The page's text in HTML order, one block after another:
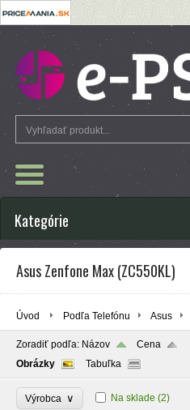
Kategórie
Asus Zenfone Max (ZC550KL)
Úvod Podľa Telefónu Asus
Zoradiť podľa: Názov
Cena
Obrázky
Tabuľka
Výrobca ∨ Na sklade (2)